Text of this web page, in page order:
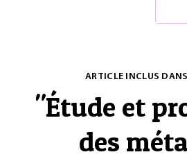
ARTICLE INCLUS
"Étude et
des